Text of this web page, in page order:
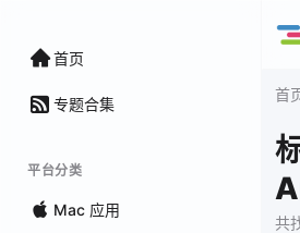
首页
专题合集
平台分类
Mac 应用
首
共